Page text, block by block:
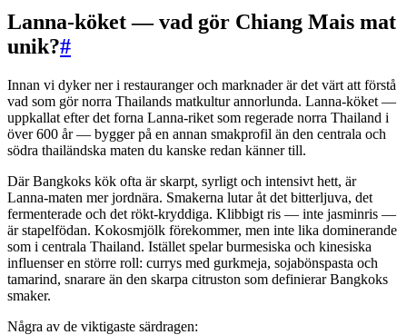
Lanna-köket — vad gör Chiang Mais mat
unik?#
Innan vi dyker ner i restauranger och marknader är det värt att förstå
vad som gör norra Thailands matkultur annorlunda. Lanna-köket —
uppkallat efter det forna Lanna-riket som regerade norra Thailand i
över 600 år — bygger på en annan smakprofil än den centrala och
södra thailändska maten du kanske redan känner till.
Där Bangkoks kök ofta är skarpt, syrligt och intensivt hett, är
Lanna-maten mer jordnära. Smakerna lutar åt det bitterljuva, det
fermenterade och det rökt-kryddiga. Klibbigt ris — inte jasminris —
är stapelfödan. Kokosmjölk förekommer, men inte lika dominerande
som i centrala Thailand. Istället spelar burmesiska och kinesiska
influenser en större roll: currys med gurkmeja, sojabönspasta och
tamarind, snarare än den skarpa citruston som definierar Bangkoks
smaker.
Några av de viktigaste särdragen: